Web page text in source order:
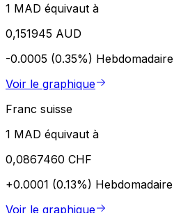
1 MAD équivaut à
0,151945 AUD
-0.0005 (0.35%) Hebdomadaire
Voir le graphique
Franc suisse
1 MAD équivaut à
0,0867460 CHF
+0.0001 (0.13%) Hebdomadaire
Voir le graphique